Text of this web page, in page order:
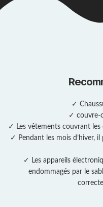
✓
✓ couvre-
✓ Les vêtements couvrant les
✓ Pendant les mois d’hiver,
✓ Les appareils
endommagés par le